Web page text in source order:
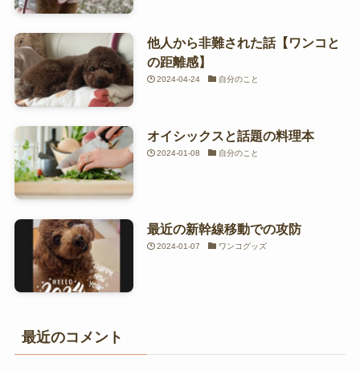
他人から非難された話【ワンコと
の距離感】
2024-04-24 自分のこと
オイシックスと話題の料理本
2024-01-08 自分のこと
最近の新幹線移動での攻防
2024-01-07 ワンコグッズ
最近のコメント